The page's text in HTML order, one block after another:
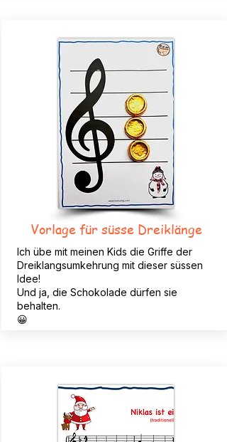
Vorlage für süsse Dreiklänge
Ich übe mit meinen Kids die Griffe der
Dreiklangsumkehrung mit dieser süssen
Idee!
Und ja, die Schokolade dürfen sie
behalten.
😀